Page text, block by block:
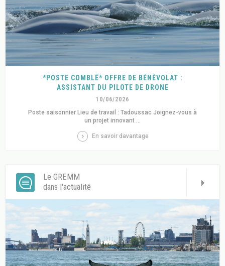
*POSTE COMBLÉ* OFFRE DE BÉNÉVOLAT :
ASSISTANT DU PILOTE DE DRONE
10/06/2026
Poste saisonnier Lieu de travail : Tadoussac Joignez-vous à
un projet innovant ...
En savoir davantage
Le GREMM
dans l'actualité